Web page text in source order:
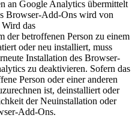
an Google Analytics übermittelt
Browser-Add-Ons wird von
das
der betroffenen Person zu einem
oder neu installiert, muss
Installation des Browser-
zu deaktivieren. Sofern das
Person oder einer anderen
ist, deinstalliert oder
der Neuinstallation oder
Add-Ons.